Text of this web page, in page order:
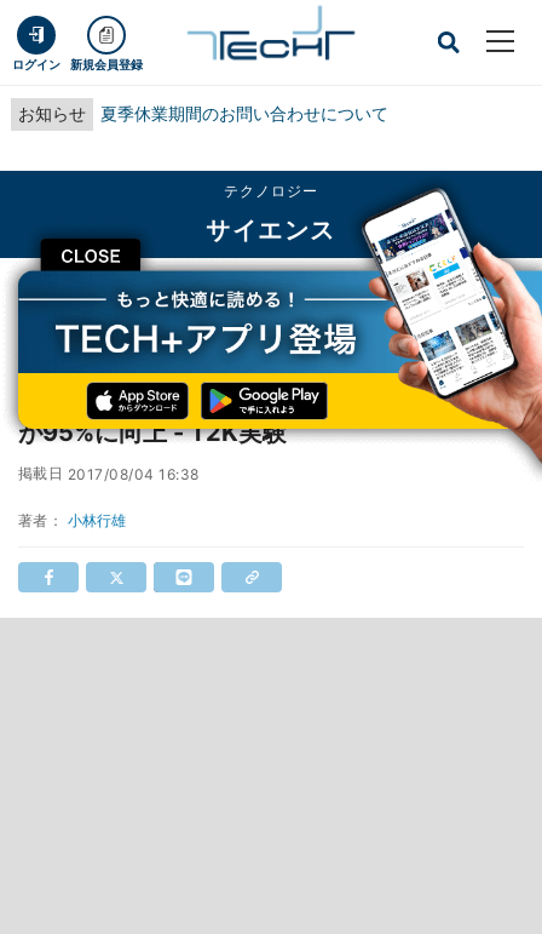
ログイン 新規会員登録
お知らせ 夏季休業期間のお問い合わせについて
CLOSE
テクノロジー
サイエンス
TECH+ テクノロジー
サイエンス
ニュートリノのCP対称性が破れている可能性が95%に向上 - T2K実験
ニュートリノのCP対称性が破れている可能性
が95%に向上 - T2K実験
掲載日 2017/08/04 16:38
著者： 小林行雄